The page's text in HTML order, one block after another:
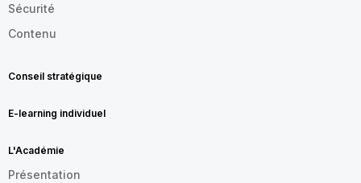
Sécurité
Contenu
Conseil stratégique
E-learning individuel
L'Académie
Présentation